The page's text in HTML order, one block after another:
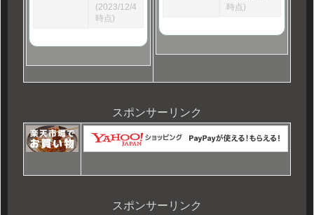
(2023/12/4
時点)
時点)
スポンサーリンク
スポンサーリンク